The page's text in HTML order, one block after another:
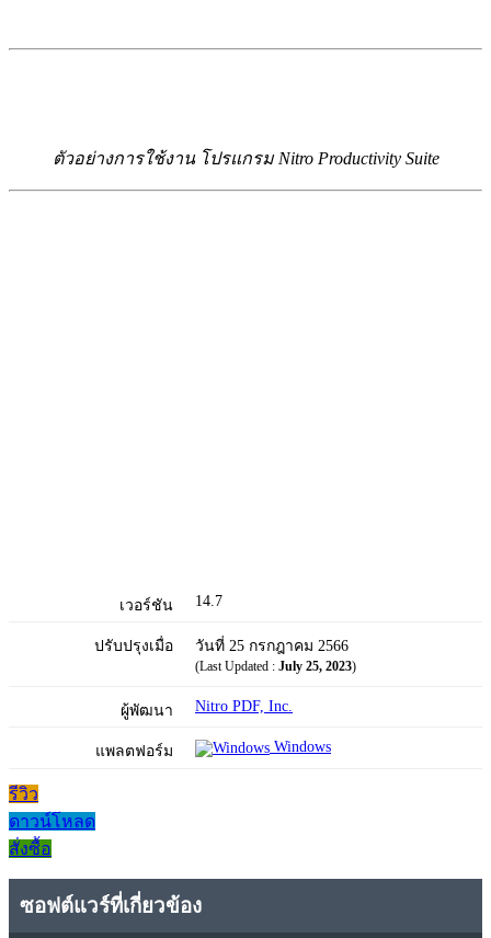
ตัวอย่างการใช้งาน โปรแกรม Nitro Productivity Suite
เวอร์ชัน 14.7
ปรับปรุงเมื่อ วันที่ 25 กรกฎาคม 2566
(Last Updated : July 25, 2023)
ผู้พัฒนา Nitro PDF, Inc.
แพลตฟอร์ม Windows
รีวิว
ดาวน์โหลด
สั่งซื้อ
ซอฟต์แวร์ที่เกี่ยวข้อง